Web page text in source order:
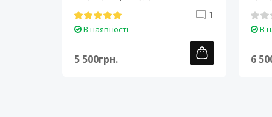
1
В наявності
5 500грн.
В
6